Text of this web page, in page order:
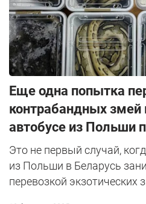
Еще одна попытка
контрабандных змей
автобусе из Польши
Это не первый случай,
из Польши в Беларусь
перевозкой экзотических